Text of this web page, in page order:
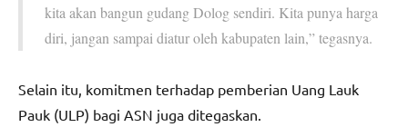
kita akan bangun gudang Dolog sendiri. Kita punya harga
diri, jangan sampai diatur oleh kabupaten lain,” tegasnya.
Selain itu, komitmen terhadap pemberian Uang Lauk
Pauk (ULP) bagi ASN juga ditegaskan.